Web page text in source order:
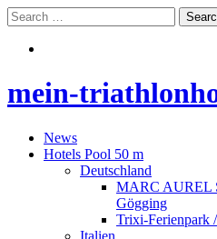
mein-
News
Hotels Pool 50 m
Deutschland
MARC AUREL
Gögging
Trixi-Ferienpark
Italien